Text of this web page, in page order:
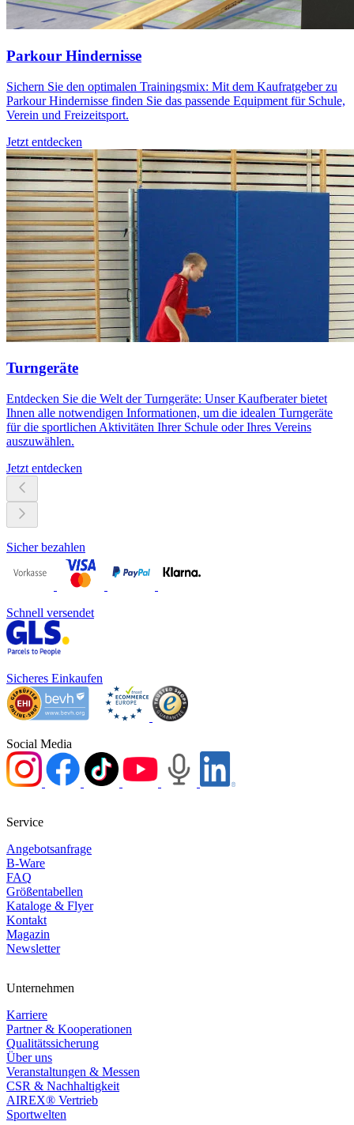
Parkour Hindernisse
Sichern Sie den optimalen Trainingsmix: Mit dem Kaufratgeber zu
Parkour Hindernisse finden Sie das passende Equipment für Schule,
Verein und Freizeitsport.
Jetzt entdecken
Turngeräte
Entdecken Sie die Welt der Turngeräte: Unser Kaufberater bietet
Ihnen alle notwendigen Informationen, um die idealen Turngeräte
für die sportlichen Aktivitäten Ihrer Schule oder Ihres Vereins
auszuwählen.
Jetzt entdecken
Sicher bezahlen
Schnell versendet
Sicheres Einkaufen
Social Media
Service
Angebotsanfrage
B-Ware
FAQ
Größentabellen
Kataloge & Flyer
Kontakt
Magazin
Newsletter
Unternehmen
Karriere
Partner & Kooperationen
Qualitätssicherung
Über uns
Veranstaltungen & Messen
CSR & Nachhaltigkeit
AIREX® Vertrieb
Sportwelten